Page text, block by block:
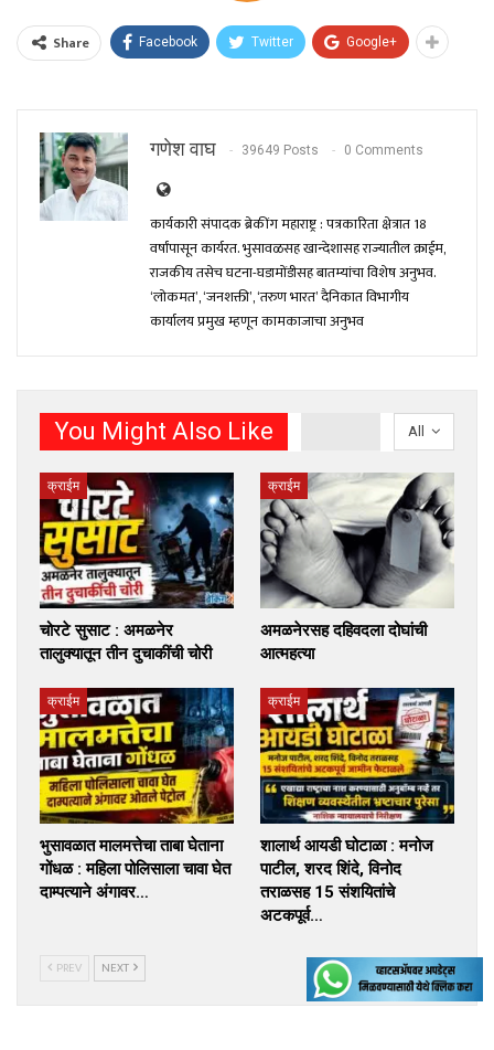
Share Facebook Twitter Google+
गणेश वाघ 39649 Posts 0 Comments
कार्यकारी संपादक ब्रेकींग महाराष्ट्र : पत्रकारिता क्षेत्रात 18
वर्षांपासून कार्यरत. भुसावळसह खान्देशासह राज्यातील क्राईम,
राजकीय तसेच घटना-घडामोंडीसह बातम्यांचा विशेष अनुभव.
‘लोकमत’, ‘जनशक्ती’, ‘तरुण भारत’ दैनिकात विभागीय
कार्यालय प्रमुख म्हणून कामकाजाचा अनुभव
All
You Might Also Like
क्राईम
चोरटे सुसाट : अमळनेर
तालुक्यातून तीन दुचाकींची चोरी
क्राईम
अमळनेरसह दहिवदला दोघांची
आत्महत्या
क्राईम
भुसावळात मालमत्तेचा ताबा घेताना
गोंधळ : महिला पोलिसाला चावा घेत
दाम्पत्याने अंगावर…
क्राईम
शालार्थ आयडी घोटाळा : मनोज
पाटील, शरद शिंदे, विनोद
तराळसह 15 संशयितांचे
अटकपूर्व…
PREV NEXT